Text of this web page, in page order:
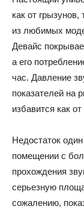
как от
из любимых
Девайс
а его
час. Давление
показателей на
избавится как
Недостаток
помещении с
прохождения
серьезную
сожалению,